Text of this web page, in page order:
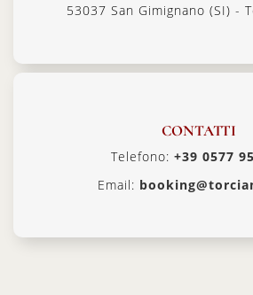
53037 San Gimignano (SI) -
CONTATTI
Telefono: +39 0577
Email: